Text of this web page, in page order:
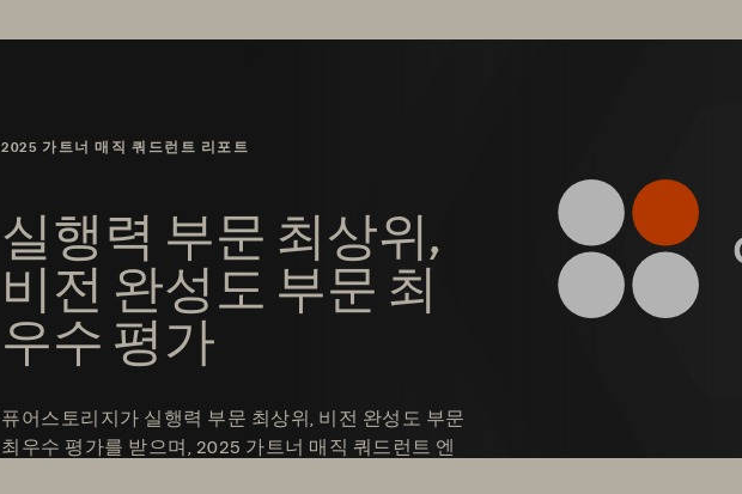
2025 가트너 매직 쿼드런트 리포트
실행력 부문 최상위,
비전 완성도 부문 최
우수 평가
퓨어스토리지가 실행력 부문 최상위, 비전 완성도 부문
최우수 평가를 받으며, 2025 가트너 매직 쿼드런트 엔